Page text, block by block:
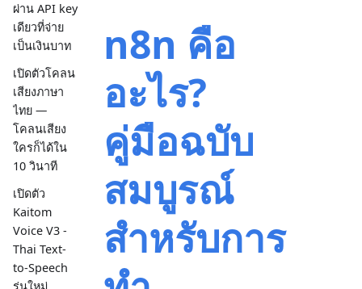
ผ่าน API key
เดียวที่จ่าย
เป็นเงินบาท
เปิดตัวโคลน
เสียงภาษา
ไทย —
โคลนเสียง
ใครก็ได้ใน
10 วินาที
เปิดตัว
Kaitom
Voice V3 -
Thai Text-
to-Speech
n8n คือ
อะไร?
คู่มือฉบับ
สมบูรณ์
สำหรับการ